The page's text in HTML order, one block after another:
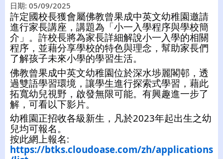
日期: 05/09/2025
許定國校長獲會屬佛教曾果成中英文幼稚園邀請
進行家長講座，講題為「小一入學程序與學校簡
介」。許校長將為家長詳細解說小一入學的相關
程序，並藉分享學校的特色與理念，幫助家長們
了解孩子未來小學的學習生活。
佛教曾果成中英文幼稚園位於深水埗麗閣邨，透
過雙語學習環境，讓學生進行探索式學習，藉此
拓寬幼兒視野，啟發無限可能。有興趣進一步了
解，可看以下影片。
幼稚園正招收各級新生，凡於2023年起出生之幼
兒均可報名。
按此網上報名:
https://btks.cloudoase.com/zh/applications